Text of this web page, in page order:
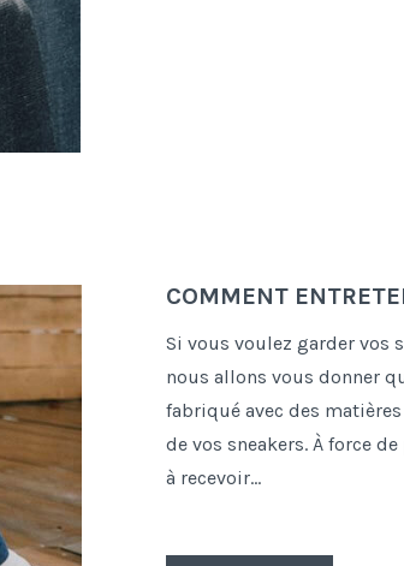
COMMENT
Si vous voulez garder vos
nous allons vous donner
fabriqué avec des
de vos sneakers. À force
à recevoir...